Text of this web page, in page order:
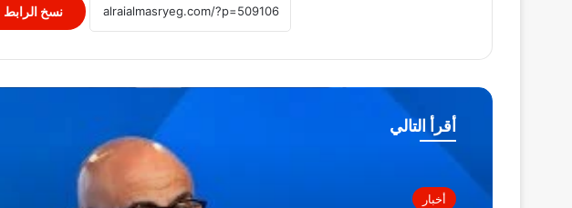
نسخ الرابط
أقرأ التالي
أخبار
خفض